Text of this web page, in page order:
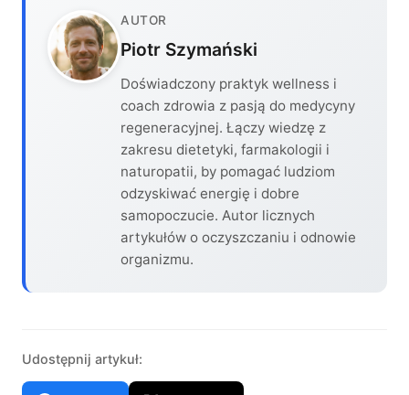
AUTOR
Piotr Szymański
Doświadczony praktyk wellness i
coach zdrowia z pasją do medycyny
regeneracyjnej. Łączy wiedzę z
zakresu dietetyki, farmakologii i
naturopatii, by pomagać ludziom
odzyskiwać energię i dobre
samopoczucie. Autor licznych
artykułów o oczyszczaniu i odnowie
organizmu.
Udostępnij artykuł: